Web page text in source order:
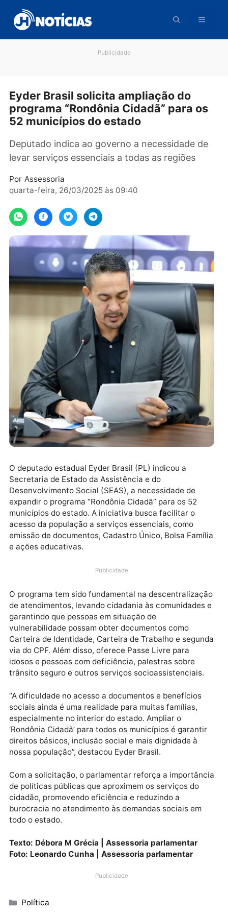
para
conteúdo
Eyder Brasil solicita ampliação do
programa “Rondônia Cidadã” para
Deputado indica ao governo a necessidade
levar serviços essenciais a todas as regiões
quarta-feira, 26/03/2025 às 09:40
O deputado estadual Eyder Brasil (PL) indicou a
Secretaria de Estado da Assistência e do
Desenvolvimento Social (SEAS), a necessidade de
municípios do estado. A iniciativa busca facilitar o
emissão de documentos, Cadastro Único, Bolsa
e ações educativas.
Publicidade
O programa tem sido fundamental na
de atendimentos, levando cidadania às
vulnerabilidade possam obter documentos como
Carteira de Identidade, Carteira de Trabalho e
via do CPF. Além disso, oferece Passe Livre para
idosos e pessoas com deficiência, palestras sobre
trânsito seguro e outros serviços socioassistenciais.
“A dificuldade no acesso a documentos e benefícios
sociais ainda é uma realidade para muitas famílias,
especialmente no interior do estado. Ampliar o
‘Rondônia Cidadã’ para todos os municípios é
direitos básicos, inclusão social e mais dignidade à
nossa população”, destacou Eyder Brasil.
Com a solicitação, o parlamentar reforça a
de políticas públicas que aproximem os serviços do
burocracia no atendimento às demandas sociais em